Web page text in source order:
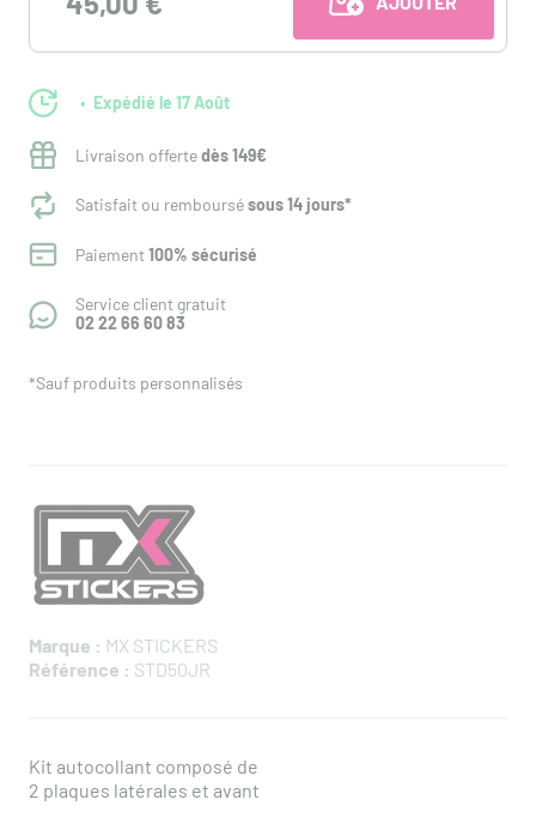
Expédié le 17 Août
Livraison offertedès 149€
Satisfait ou remboursésous 14 jours*
Paiement100% sécurisé
Service client gratuit
02 22 66 60 83
*Sauf produits personnalisés
Marque : MX STICKERS
Référence : STD50JR
Kit autocollant composé de
2 plaques latérales et avant